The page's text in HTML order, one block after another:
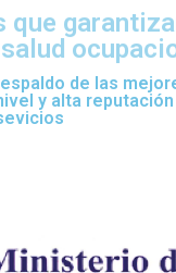
que
de las
y alta